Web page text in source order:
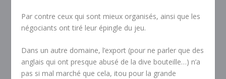
Par contre ceux qui sont mieux organisés, ainsi que les
négociants ont tiré leur épingle du jeu.
Dans un autre domaine, l’export (pour ne parler que des
anglais qui ont presque abusé de la dive bouteille…) n’a
pas si mal marché que cela, itou pour la grande